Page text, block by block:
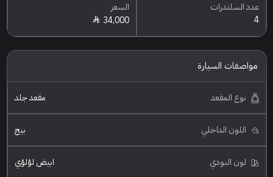
عدد السلندرات
4
السعر
34,000
مواصفات السيارة
نوع المقعد مقعد جلد
اللون الداخلي بيج
لون البودي ابيض لؤلؤي